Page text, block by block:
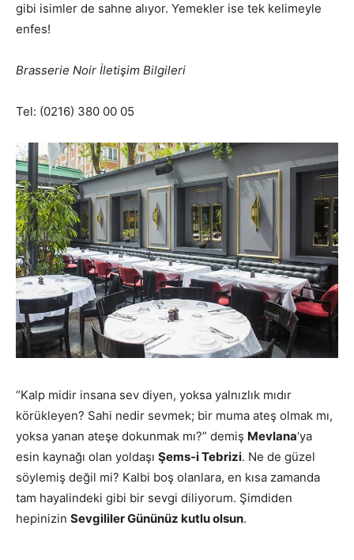
gibi isimler de sahne alıyor. Yemekler ise tek kelimeyle
enfes!
Brasserie Noir İletişim Bilgileri
Tel: (0216) 380 00 05
“Kalp midir insana sev diyen, yoksa yalnızlık mıdır
körükleyen? Sahi nedir sevmek; bir muma ateş olmak mı,
yoksa yanan ateşe dokunmak mı?” demiş Mevlana‘ya
esin kaynağı olan yoldaşı Şems-i Tebrizi. Ne de güzel
söylemiş değil mi? Kalbi boş olanlara, en kısa zamanda
tam hayalindeki gibi bir sevgi diliyorum. Şimdiden
hepinizin Sevgililer Gününüz kutlu olsun.